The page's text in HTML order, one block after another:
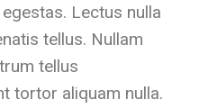
Lectus nulla
tellus. Nullam
tellus
tortor aliquam nulla.